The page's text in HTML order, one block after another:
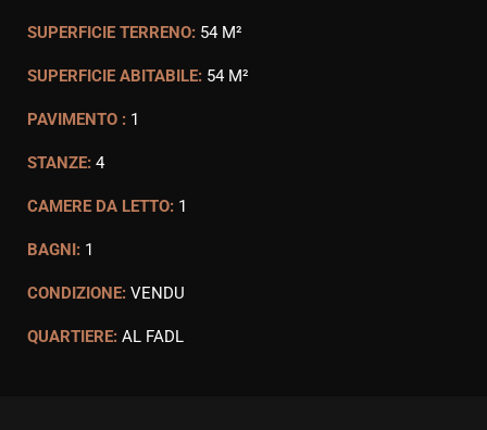
SUPERFICIE TERRENO: 54 M²
SUPERFICIE ABITABILE: 54 M²
PAVIMENTO : 1
STANZE: 4
CAMERE DA LETTO: 1
BAGNI: 1
CONDIZIONE: VENDU
QUARTIERE: AL FADL